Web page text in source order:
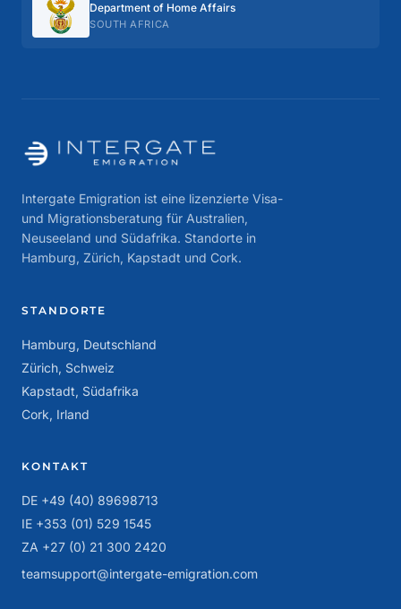
Department of Home Affairs
SOUTH AFRICA
Intergate Emigration ist eine lizenzierte Visa-
und Migrationsberatung für Australien,
Neuseeland und Südafrika. Standorte in
Hamburg, Zürich, Kapstadt und Cork.
STANDORTE
Hamburg, Deutschland
Zürich, Schweiz
Kapstadt, Südafrika
Cork, Irland
KONTAKT
DE +49 (40) 89698713
IE +353 (01) 529 1545
ZA +27 (0) 21 300 2420
teamsupport@intergate-emigration.com